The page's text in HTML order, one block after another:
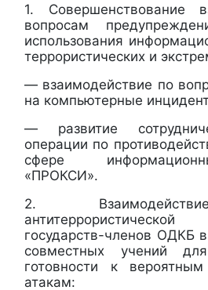
1. Совершенствование
вопросам
использования
террористических и
— взаимодействие по
на компьютерные
— развитие
операции по
сфере
«ПРОКСИ».
2.
государств-членов ОДКБ
совместных учений
готовности к вероятным
атакам: